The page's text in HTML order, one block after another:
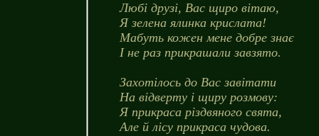
Любі друзі, Вас щиро вітаю,
Я зелена ялинка крислата!
Мабуть кожен мене добре знає
І не раз прикрашали завзято.
Захотілось до Вас завітати
На відверту і щиру розмову:
Я прикраса різдвяного свята,
Але й лісу прикраса чудова.